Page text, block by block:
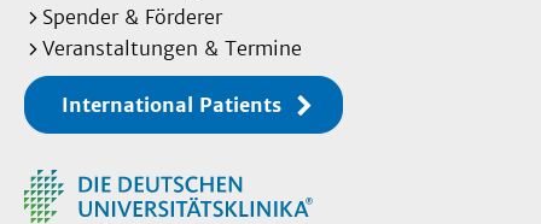
Spender & Förderer
Veranstaltungen & Termine
International Patients